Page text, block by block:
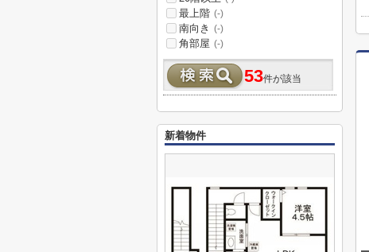
最上階 (-)
南向き (-)
角部屋 (-)
53件が該当
新着物件